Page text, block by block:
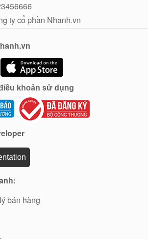
ty cổ phần Nhanh.vn
khoản sử dụng
bán hàng